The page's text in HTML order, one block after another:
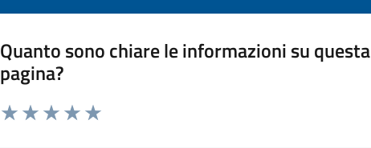
Quanto sono chiare le informazioni su questa
pagina?
Valuta da 1 a 5 stelle la pagina